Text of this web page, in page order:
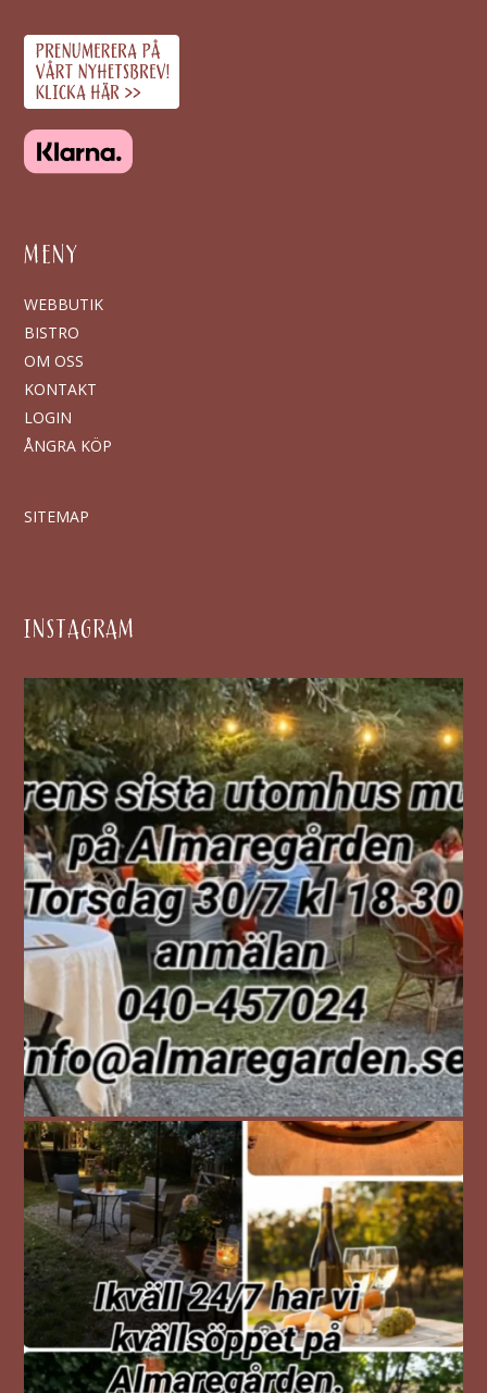
MENY
WEBBUTIK
BISTRO
OM OSS
KONTAKT
LOGIN
ÅNGRA KÖP
SITEMAP
INSTAGRAM